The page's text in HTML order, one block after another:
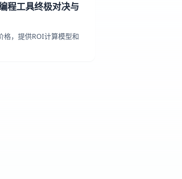
程工具终极对决与
格，提供ROI计算模型和